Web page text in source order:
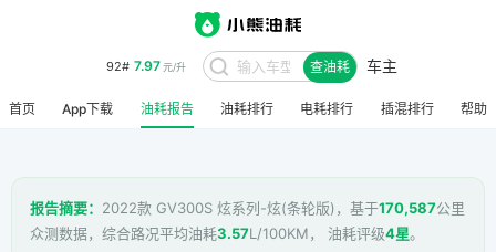
92# 7.97元/升 查油耗 车主
首页 App下载 油耗报告 油耗排行 电耗排行 插混排行 帮助
报告摘要： 2022款 GV300S 炫系列-炫(条轮版)，基于170,587公里
众测数据，综合路况平均油耗3.57L/100KM， 油耗评级4星。